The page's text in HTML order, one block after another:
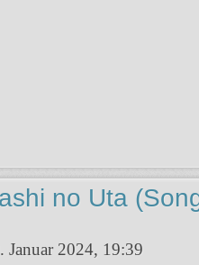
no Uta
Januar 2024, 19:39